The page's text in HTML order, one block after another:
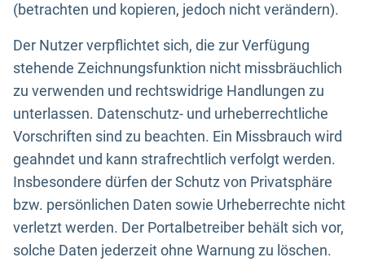
(betrachten und kopieren, jedoch nicht verändern).
Der Nutzer verpflichtet sich, die zur Verfügung
stehende Zeichnungsfunktion nicht missbräuchlich
zu verwenden und rechtswidrige Handlungen zu
unterlassen. Datenschutz- und urheberrechtliche
Vorschriften sind zu beachten. Ein Missbrauch wird
geahndet und kann strafrechtlich verfolgt werden.
Insbesondere dürfen der Schutz von Privatsphäre
bzw. persönlichen Daten sowie Urheberrechte nicht
verletzt werden. Der Portalbetreiber behält sich vor,
solche Daten jederzeit ohne Warnung zu löschen.